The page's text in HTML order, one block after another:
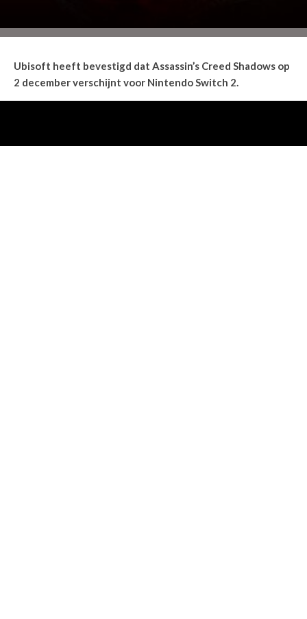
Ubisoft heeft bevestigd dat Assassin’s Creed Shadows op
2 december verschijnt voor Nintendo Switch 2.